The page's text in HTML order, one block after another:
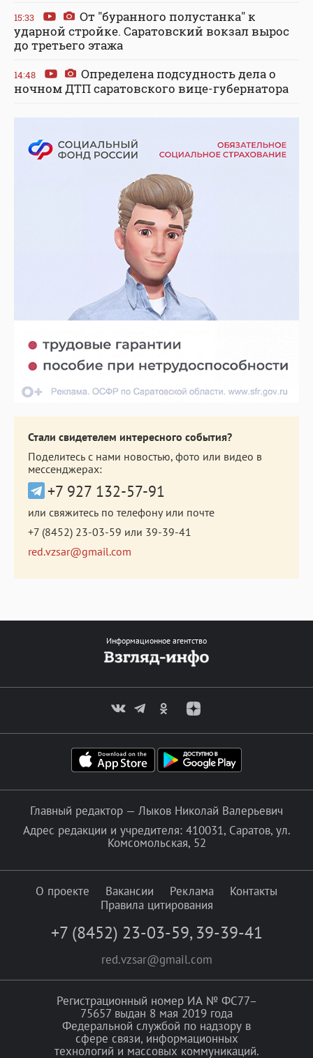
15:33
От "буранного полустанка" к
ударной стройке. Саратовский вокзал вырос
до третьего этажа
14:48
Определена подсудность дела о
ночном ДТП саратовского вице-губернатора
Стали свидетелем интересного события?
Поделитесь с нами новостью, фото или видео в
мессенджерах:
+7 927 132-57-91
или свяжитесь по телефону или почте
+7 (8452) 23-03-59 или 39-39-41
red.vzsar@gmail.com
Информационное агентство
Главный редактор — Лыков Николай Валерьевич
Адрес редакции и учредителя: 410031, Саратов, ул.
Комсомольская, 52
О проекте Вакансии Реклама
Контакты
Правила цитирования
+7 (8452) 23-03-59, 39-39-41
red.vzsar@gmail.com
Регистрационный номер ИА № ФС77–
75657 выдан 8 мая 2019 года
Федеральной службой по надзору в
сфере связи, информационных
технологий и массовых коммуникаций.